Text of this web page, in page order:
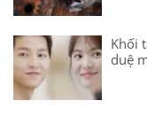
Khối
duệ